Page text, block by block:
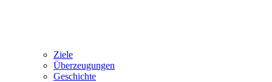
Ziele
Überzeugungen
Geschichte